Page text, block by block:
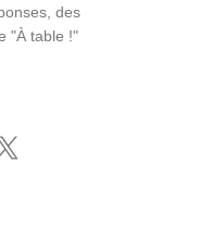
des
"À table !"